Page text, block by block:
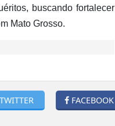
buscando fortalecer
Mato Grosso.
FACEBOOK
TWITTER